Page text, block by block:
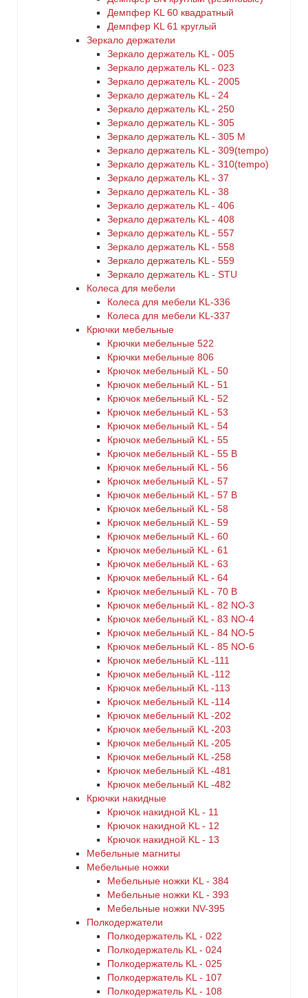
Демпфер KL 60 квадратный
Демпфер KL 61 круглый
Зеркало держатели
Зеркало держатель KL - 005
Зеркало держатель KL - 023
Зеркало держатель KL - 2005
Зеркало держатель KL - 24
Зеркало держатель KL - 250
Зеркало держатель KL - 305
Зеркало держатель KL - 305 M
Зеркало держатель KL - 309(tempo)
Зеркало держатель KL - 310(tempo)
Зеркало держатель KL - 37
Зеркало держатель KL - 38
Зеркало держатель KL - 406
Зеркало держатель KL - 408
Зеркало держатель KL - 557
Зеркало держатель KL - 558
Зеркало держатель KL - 559
Зеркало держатель KL - STU
Колеса для мебели
Колеса для мебели KL-336
Колеса для мебели KL-337
Крючки мебельные
Крючки мебельные 522
Крючки мебельные 806
Крючок мебельный KL - 50
Крючок мебельный KL - 51
Крючок мебельный KL - 52
Крючок мебельный KL - 53
Крючок мебельный KL - 54
Крючок мебельный KL - 55
Крючок мебельный KL - 55 B
Крючок мебельный KL - 56
Крючок мебельный KL - 57
Крючок мебельный KL - 57 B
Крючок мебельный KL - 58
Крючок мебельный KL - 59
Крючок мебельный KL - 60
Крючок мебельный KL - 61
Крючок мебельный KL - 63
Крючок мебельный KL - 64
Крючок мебельный KL - 70 B
Крючок мебельный KL - 82 NO-3
Крючок мебельный KL - 83 NO-4
Крючок мебельный KL - 84 NO-5
Крючок мебельный KL - 85 NO-6
Крючок мебельный KL -111
Крючок мебельный KL -112
Крючок мебельный KL -113
Крючок мебельный KL -114
Крючок мебельный KL -202
Крючок мебельный KL -203
Крючок мебельный KL -205
Крючок мебельный KL -258
Крючок мебельный KL -481
Крючок мебельный KL -482
Крючки накидные
Крючок накидной KL - 11
Крючок накидной KL - 12
Крючок накидной KL - 13
Мебельные магниты
Мебельные ножки
Мебельные ножки KL - 384
Мебельные ножки KL - 393
Мебельные ножки NV-395
Полкодержатели
Полкодержатель KL - 022
Полкодержатель KL - 024
Полкодержатель KL - 025
Полкодержатель KL - 107
Полкодержатель KL - 108